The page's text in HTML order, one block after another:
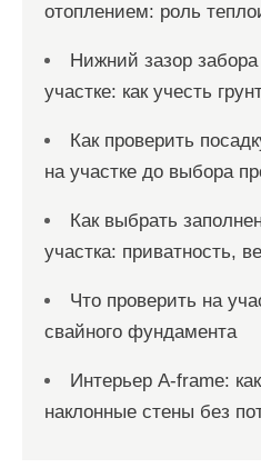
отоплением: роль
Нижний зазор
участке: как учесть
Как проверить
на участке до выбора
Как выбрать
участка: приватность,
Что проверить на
свайного фундамента
Интерьер A-frame:
наклонные стены без